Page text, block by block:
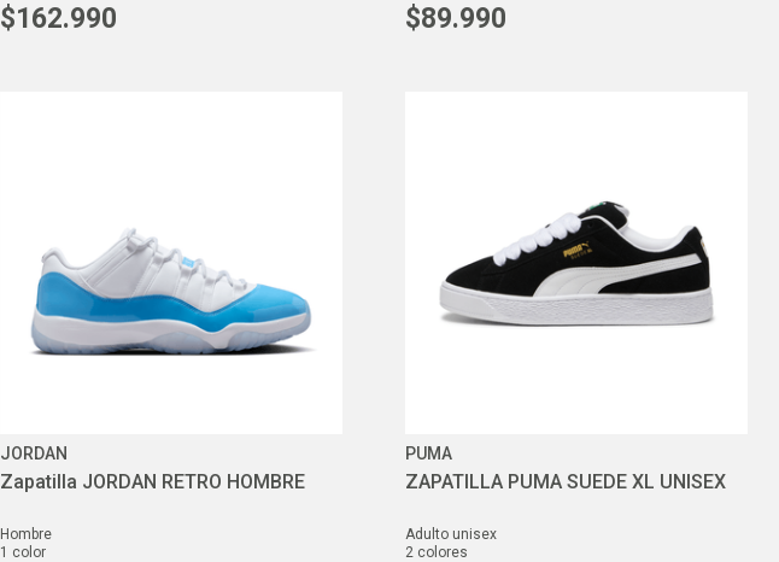
$162.990 $89.990
JORDAN
Zapatilla JORDAN RETRO HOMBRE
hombre
1 color
PUMA
ZAPATILLA PUMA SUEDE XL UNISEX
adulto unisex
2 colores